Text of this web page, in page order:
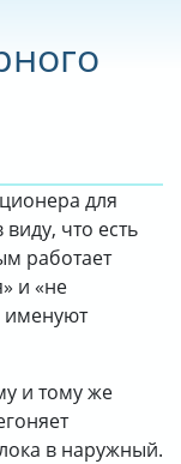
для
что есть
работает
и «не
именуют
и тому же
в наружный.